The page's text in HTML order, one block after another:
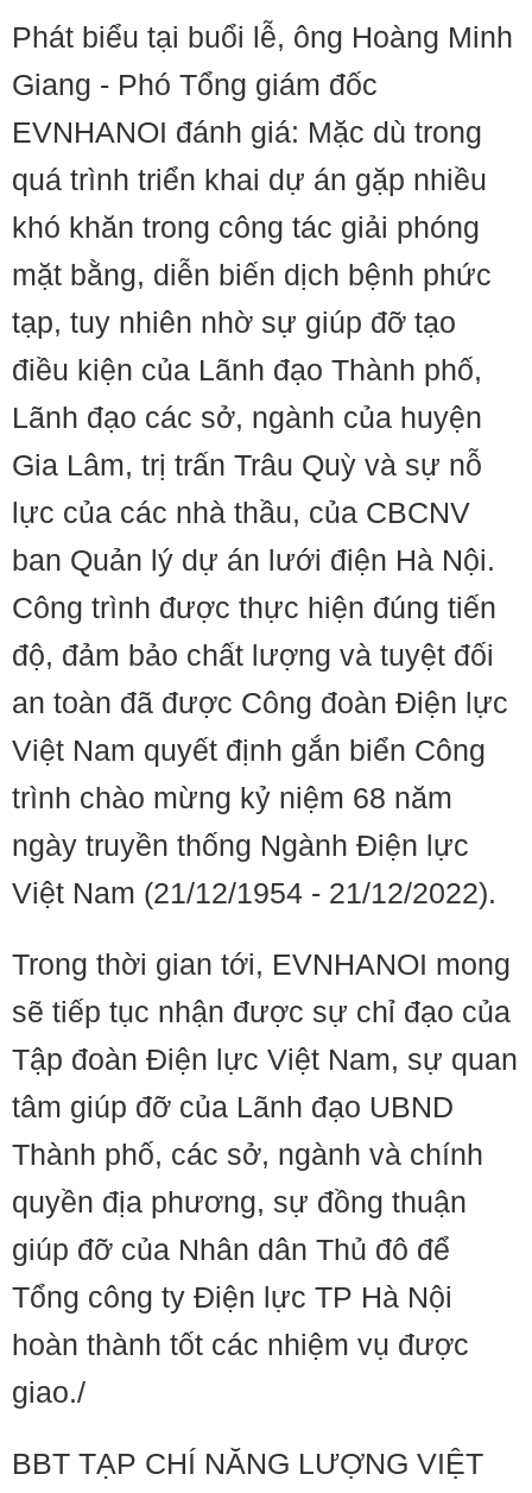
Phát biểu tại buổi lễ, ông Hoàng Minh
Giang - Phó Tổng giám đốc
EVNHANOI đánh giá: Mặc dù trong
quá trình triển khai dự án gặp nhiều
khó khăn trong công tác giải phóng
mặt bằng, diễn biến dịch bệnh phức
tạp, tuy nhiên nhờ sự giúp đỡ tạo
điều kiện của Lãnh đạo Thành phố,
Lãnh đạo các sở, ngành của huyện
Gia Lâm, trị trấn Trâu Quỳ và sự nỗ
lực của các nhà thầu, của CBCNV
ban Quản lý dự án lưới điện Hà Nội.
Công trình được thực hiện đúng tiến
độ, đảm bảo chất lượng và tuyệt đối
an toàn đã được Công đoàn Điện lực
Việt Nam quyết định gắn biển Công
trình chào mừng kỷ niệm 68 năm
ngày truyền thống Ngành Điện lực
Việt Nam (21/12/1954 - 21/12/2022).
Trong thời gian tới, EVNHANOI mong
sẽ tiếp tục nhận được sự chỉ đạo của
Tập đoàn Điện lực Việt Nam, sự quan
tâm giúp đỡ của Lãnh đạo UBND
Thành phố, các sở, ngành và chính
quyền địa phương, sự đồng thuận
giúp đỡ của Nhân dân Thủ đô để
Tổng công ty Điện lực TP Hà Nội
hoàn thành tốt các nhiệm vụ được
giao./
BBT TẠP CHÍ NĂNG LƯỢNG VIỆT